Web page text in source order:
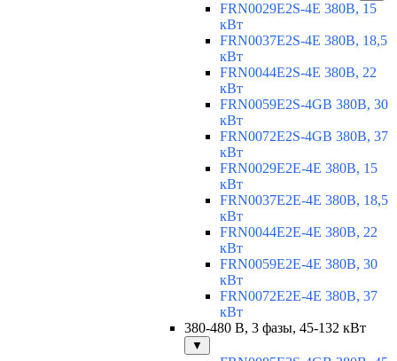
FRN0029E2S-4E 380В, 15
кВт
FRN0037E2S-4E 380В, 18,5
кВт
FRN0044E2S-4E 380В, 22
кВт
FRN0059E2S-4GB 380В, 30
кВт
FRN0072E2S-4GB 380В, 37
кВт
FRN0029E2E-4E 380В, 15
кВт
FRN0037E2E-4E 380В, 18,5
кВт
FRN0044E2E-4E 380В, 22
кВт
FRN0059E2E-4E 380В, 30
кВт
FRN0072E2E-4E 380В, 37
кВт
380-480 В, 3 фазы, 45-132 кВт
▼